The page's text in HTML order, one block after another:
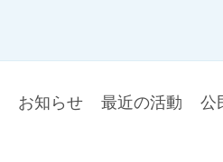
お知らせ 最近の活動 公